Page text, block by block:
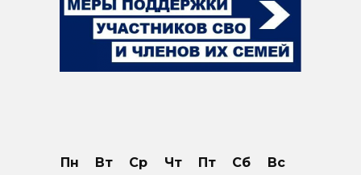
Пн Вт Ср Чт Пт Сб
Вс